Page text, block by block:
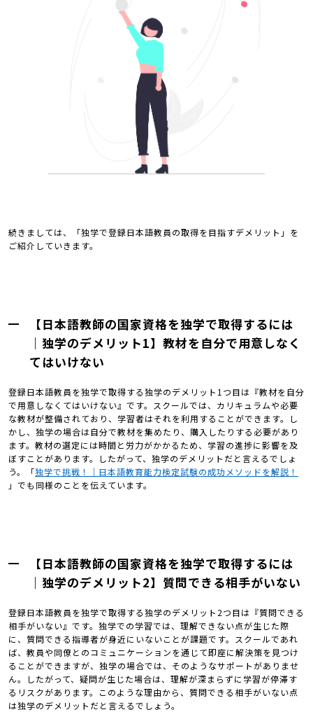
続きましては、「独学で登録日本語教員の取得を目指すデメリット」を
ご紹介していきます。
【日本語教師の国家資格を独学で取得するには
｜独学のデメリット1】教材を自分で用意しなく
てはいけない
登録日本語教員を独学で取得する独学のデメリット1つ目は『教材を自分
で用意しなくてはいけない』です。スクールでは、カリキュラムや必要
な教材が整備されており、学習者はそれを利用することができます。し
かし、独学の場合は自分で教材を集めたり、購入したりする必要があり
ます。教材の選定には時間と労力がかかるため、学習の進捗に影響を及
ぼすことがあります。したがって、独学のデメリットだと言えるでしょ
う。「独学で挑戦！｜日本語教育能力検定試験の成功メソッドを解説！
」でも同様のことを伝えています。
【日本語教師の国家資格を独学で取得するには
｜独学のデメリット2】質問できる相手がいない
登録日本語教員を独学で取得する独学のデメリット2つ目は『質問できる
相手がいない』です。独学での学習では、理解できない点が生じた際
に、質問できる指導者が身近にいないことが課題です。スクールであれ
ば、教員や同僚とのコミュニケーションを通じて即座に解決策を見つけ
ることができますが、独学の場合では、そのようなサポートがありませ
ん。したがって、疑問が生じた場合は、理解が深まらずに学習が停滞す
るリスクがあります。このような理由から、質問できる相手がいない点
は独学のデメリットだと言えるでしょう。